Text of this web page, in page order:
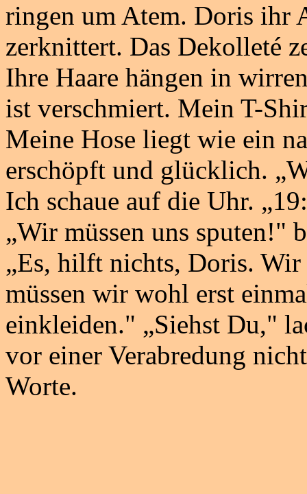
ringen um Atem. Doris ihr
zerknittert. Das Dekolleté
Ihre Haare hängen in
ist verschmiert. Mein T-
Meine Hose liegt wie ein
erschöpft und glücklich.
Ich schaue auf die Uhr.
„Wir müssen uns sputen!"
„Es, hilft nichts, Doris. Wir
müssen wir wohl erst
einkleiden." „Siehst Du,"
vor einer Verabredung
Worte.